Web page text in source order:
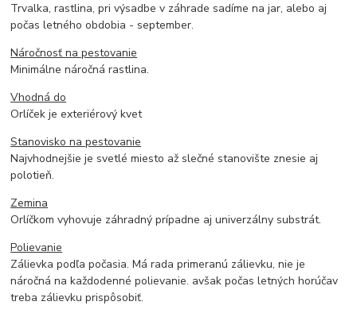
Trvalka, rastlina, pri výsadbe v záhrade sadíme na jar, alebo aj
počas letného obdobia - september.
Náročnosť na pestovanie
Minimálne náročná rastlina.
Vhodná do
Orlíček je exteriérový kvet
Stanovisko na pestovanie
Najvhodnejšie je svetlé miesto až slečné stanovište znesie aj
polotieň.
Zemina
Orlíčkom vyhovuje záhradný prípadne aj univerzálny substrát.
Polievanie
Zálievka podľa počasia. Má rada primeranú zálievku, nie je
náročná na každodenné polievanie. avšak počas letných horúčav
treba zálievku prispôsobiť.